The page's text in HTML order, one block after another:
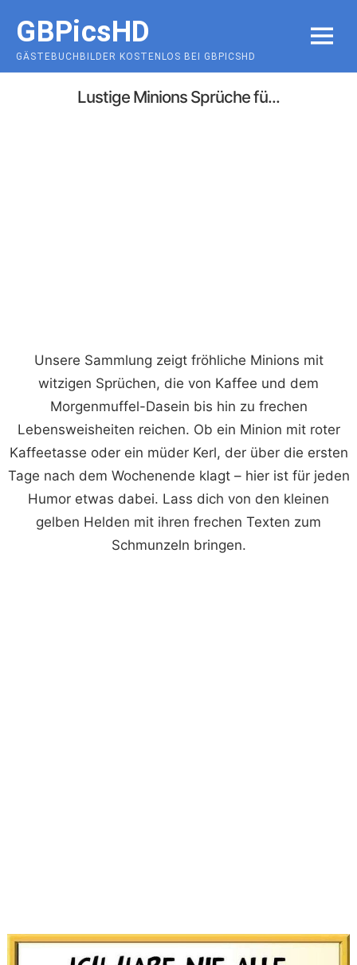
content
GBPicsHD
GÄSTEBUCHBILDER KOSTENLOS BEI GBPICSHD
MENU
Lustige Minions Sprüche fü...
Unsere Sammlung zeigt fröhliche Minions mit
witzigen Sprüchen, die von Kaffee und dem
Morgenmuffel-Dasein bis hin zu frechen
Lebensweisheiten reichen. Ob ein Minion mit roter
Kaffeetasse oder ein müder Kerl, der über die ersten
Tage nach dem Wochenende klagt – hier ist für jeden
Humor etwas dabei. Lass dich von den kleinen
gelben Helden mit ihren frechen Texten zum
Schmunzeln bringen.